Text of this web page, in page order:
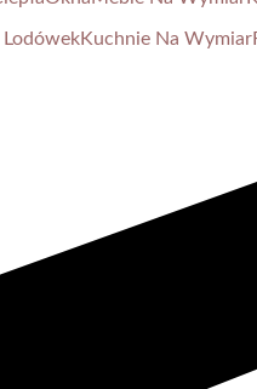
Kuchnie Na Wymiar